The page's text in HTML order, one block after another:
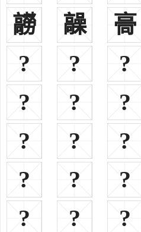
后，奉令即恢复高姓。②日本侵占台
安川、东野、和田、若村、岛崎、
复后，奉令重新选用汉姓高。
历史名人
高姓古代名人
高侃唐朝，名将，高适的祖父
突厥车鼻可汗，灭高句丽。高侃有
秦始皇），到易水送行，他击筑，
击秦始皇，不中被杀。
高躬汉朝，蜀郡太守
髝
髞 䯧
?
? ?
?
? ?
?
? ?
?
? ?
?
? ?